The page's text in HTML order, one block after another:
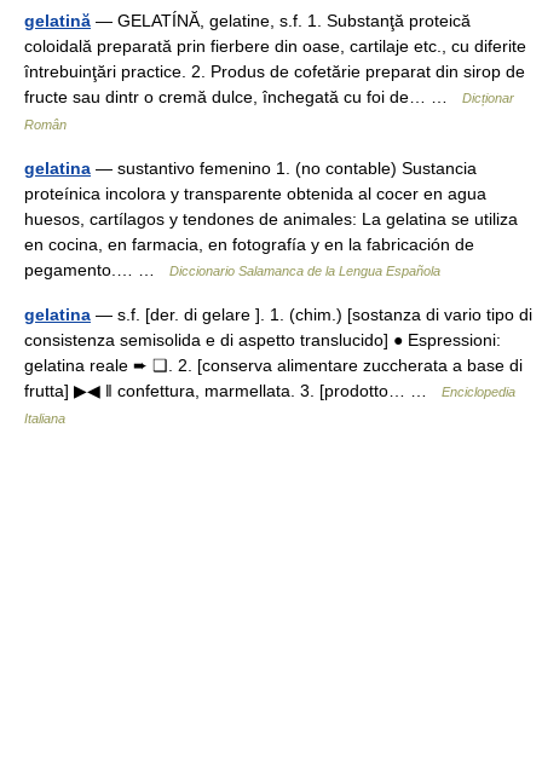
gelatină — GELATÍNĂ, gelatine, s.f. 1. Substanţă proteică
coloidală preparată prin fierbere din oase, cartilaje etc., cu diferite
întrebuinţări practice. 2. Produs de cofetărie preparat din sirop de
fructe sau dintr o cremă dulce, închegată cu foi de… …
Dicționar
Român
gelatina — sustantivo femenino 1. (no contable) Sustancia
proteínica incolora y transparente obtenida al cocer en agua
huesos, cartílagos y tendones de animales: La gelatina se utiliza
en cocina, en farmacia, en fotografía y en la fabricación de
pegamento.… …
Diccionario Salamanca de la Lengua Española
gelatina — s.f. [der. di gelare ]. 1. (chim.) [sostanza di vario tipo di
consistenza semisolida e di aspetto translucido] ● Espressioni:
gelatina reale ➨ ❑. 2. [conserva alimentare zuccherata a base di
frutta] ▶◀ ‖ confettura, marmellata. 3. [prodotto… …
Enciclopedia
Italiana